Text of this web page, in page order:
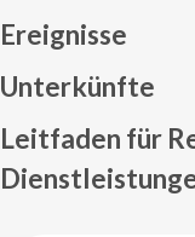
Ereignisse
Unterkünfte
Leitfaden für